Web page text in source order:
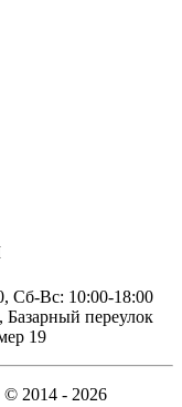
Сб-Вс: 10:00-18:00
Базарный переулок
19
© 2014 - 2026